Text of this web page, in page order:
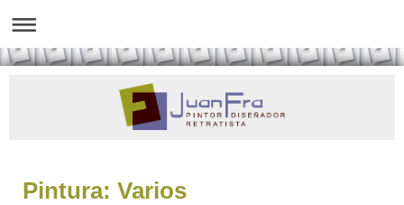
Pintura: Varios